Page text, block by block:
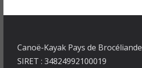
Canoë-Kayak Pays de Brocéliande
SIRET : 34824992100019